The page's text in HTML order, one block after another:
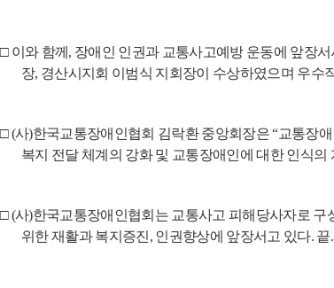
□ 이와 함께 , 장애인 인권과 교통사고예방 운동에 앞장
장, 경산시지회 이범식 지회장이 수상하였으며 우수
□(사)한국교통장애인협회 김락환 중앙회장은“교통장
복지 전달 체계의 강화 및 교통장애인에 대한 인식
□(사)한국교통장애인협회는 교통사고 피해당사자로 구
위한 재활과 복지증진, 인권향상에 앞장서고 있다. 끝.